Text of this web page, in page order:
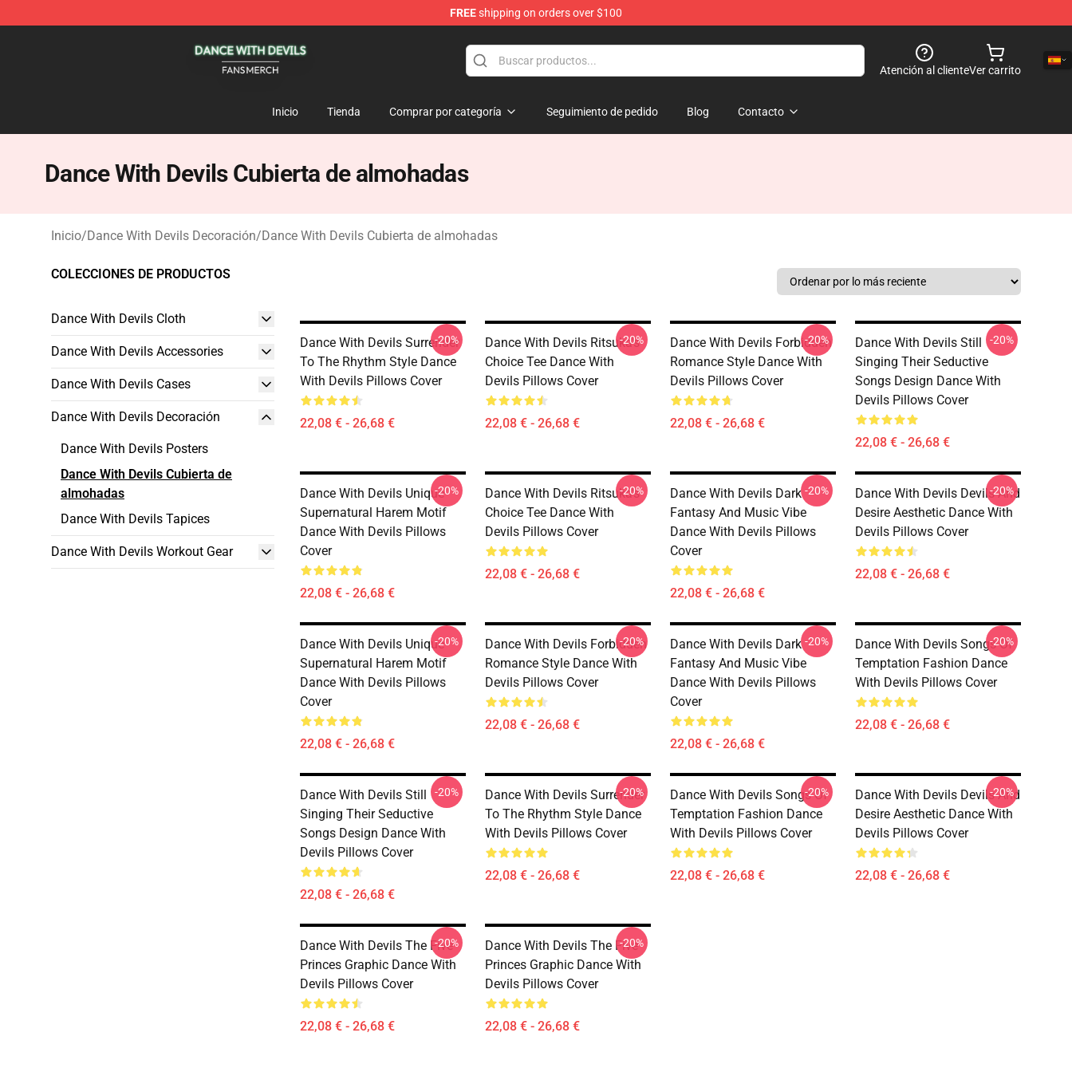
FREEshipping on orders over $100
Atención al clienteVer carrito
Inicio Tienda Comprar por categoría Seguimiento de pedido Blog Contacto
Dance With Devils Cubierta de almohadas
Inicio/Dance With Devils Decoración/Dance With Devils Cubierta de almohadas
COLECCIONES DE PRODUCTOS
Dance With Devils Cloth
Dance With Devils Accessories
Dance With Devils Cases
Dance With Devils Decoración
Dance With Devils Posters
Dance With Devils Cubierta de
almohadas
Dance With Devils Tapices
Dance With Devils Workout Gear
Dance With Devils Surrender
To The Rhythm Style Dance
With Devils Pillows Cover
22,08 € - 26,68 €
-20%
Dance With Devils Ritsuka's
Choice Tee Dance With
Devils Pillows Cover
22,08 € - 26,68 €
-20%
Dance With Devils Forbidden
Romance Style Dance With
Devils Pillows Cover
22,08 € - 26,68 €
-20%
Dance With Devils Still
Singing Their Seductive
Songs Design Dance With
Devils Pillows Cover
22,08 € - 26,68 €
-20%
Dance With Devils Unique
Supernatural Harem Motif
Dance With Devils Pillows
Cover
22,08 € - 26,68 €
-20%
Dance With Devils Ritsuka's
Choice Tee Dance With
Devils Pillows Cover
22,08 € - 26,68 €
-20%
Dance With Devils Dark
Fantasy And Music Vibe
Dance With Devils Pillows
Cover
22,08 € - 26,68 €
-20%
Dance With Devils Devils And
Desire Aesthetic Dance With
Devils Pillows Cover
22,08 € - 26,68 €
-20%
Dance With Devils Unique
Supernatural Harem Motif
Dance With Devils Pillows
Cover
22,08 € - 26,68 €
-20%
Dance With Devils Forbidden
Romance Style Dance With
Devils Pillows Cover
22,08 € - 26,68 €
-20%
Dance With Devils Dark
Fantasy And Music Vibe
Dance With Devils Pillows
Cover
22,08 € - 26,68 €
-20%
Dance With Devils Songs Of
Temptation Fashion Dance
With Devils Pillows Cover
22,08 € - 26,68 €
-20%
Dance With Devils Still
Singing Their Seductive
Songs Design Dance With
Devils Pillows Cover
22,08 € - 26,68 €
-20%
Dance With Devils Surrender
To The Rhythm Style Dance
With Devils Pillows Cover
22,08 € - 26,68 €
-20%
Dance With Devils Songs Of
Temptation Fashion Dance
With Devils Pillows Cover
22,08 € - 26,68 €
-20%
Dance With Devils Devils And
Desire Aesthetic Dance With
Devils Pillows Cover
22,08 € - 26,68 €
-20%
Dance With Devils The Five
Princes Graphic Dance With
Devils Pillows Cover
22,08 € - 26,68 €
-20%
Dance With Devils The Five
Princes Graphic Dance With
Devils Pillows Cover
22,08 € - 26,68 €
-20%